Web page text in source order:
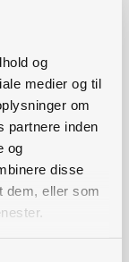
og
medier og til
om
partnere inden
og
disse
dem, eller som
Og med
finde en helt
mere end et
udstilling.
har vi villet
for
inden for
fremtidige